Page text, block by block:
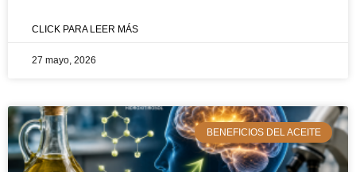
CLICK PARA LEER MÁS
27 mayo, 2026
BENEFICIOS DEL ACEITE